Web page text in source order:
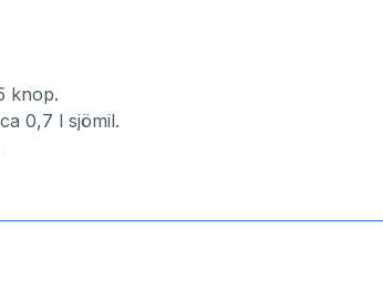
knop.
0,7 l sjömil.